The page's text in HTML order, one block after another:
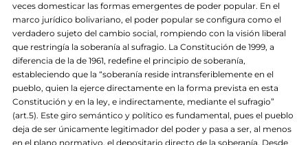
veces domesticar las formas emergentes de poder popular. En el
marco jurídico bolivariano, el poder popular se configura como el
verdadero sujeto del cambio social, rompiendo con la visión liberal
que restringía la soberanía al sufragio. La Constitución de 1999, a
diferencia de la de 1961, redefine el principio de soberanía,
estableciendo que la “soberanía reside intransferiblemente en el
pueblo, quien la ejerce directamente en la forma prevista en esta
Constitución y en la ley, e indirectamente, mediante el sufragio”
(art.5). Este giro semántico y político es fundamental, pues el pueblo
deja de ser únicamente legitimador del poder y pasa a ser, al menos
en el plano normativo, el depositario directo de la soberanía. Desde